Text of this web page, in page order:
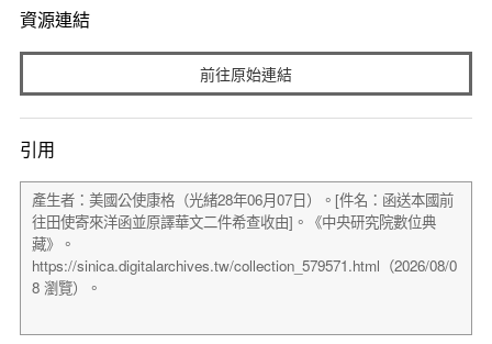
資源連結
前往原始連結
引用